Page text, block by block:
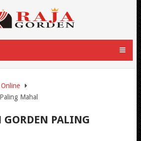
Mahal
GORDEN PALING